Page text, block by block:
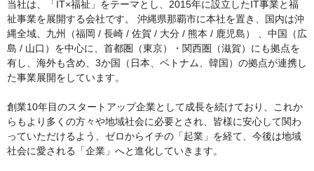
当社は、「IT×福祉」をテーマとし、2015年に設立したIT事業と福
祉事業を展開する会社です。 沖縄県那覇市に本社を置き、国内は沖
縄全域、九州（福岡 / 長崎 / 佐賀 / 大分 / 熊本 / 鹿児島） 、中国（広
島 / 山口）を中心に、首都圏（東京）・関西圏（滋賀）にも拠点を
有し、海外も含め、3か国（日本、ベトナム、韓国）の拠点が連携し
た事業展開をしています。
創業10年目のスタートアップ企業として成長を続けており、これか
らもより多くの方々や地域社会に必要とされ、皆様に安心して関わ
っていただけるよう、ゼロからイチの「起業」を経て、今後は地域
社会に愛される「企業」へと進化していきます。